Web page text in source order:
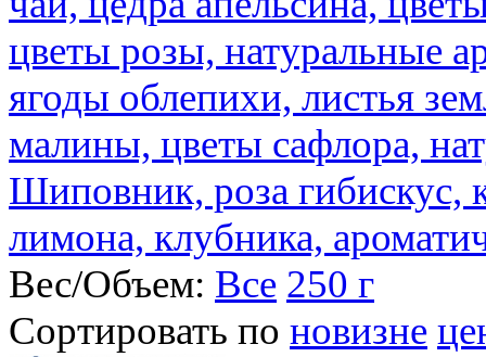
цветы розы, натуральные
ягоды облепихи, листья
малины, цветы сафлора,
Шиповник, роза гибискус,
лимона, клубника,
Вес/Объем: Все 250 г
Сортировать по новизне